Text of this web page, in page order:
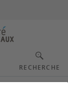
RECHERCHE